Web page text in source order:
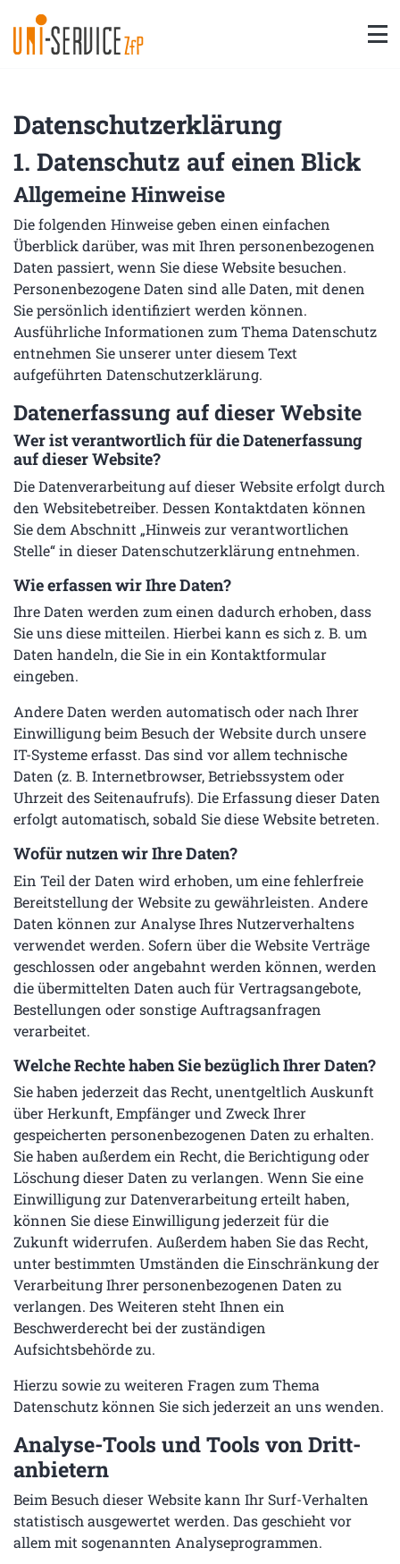
Datenschutz­erklärung
1. Datenschutz auf einen Blick
Allgemeine Hinweise
Die folgenden Hinweise geben einen einfachen
Überblick darüber, was mit Ihren personenbezogenen
Daten passiert, wenn Sie diese Website besuchen.
Personenbezogene Daten sind alle Daten, mit denen
Sie persönlich identifiziert werden können.
Ausführliche Informationen zum Thema Datenschutz
entnehmen Sie unserer unter diesem Text
aufgeführten Datenschutzerklärung.
Datenerfassung auf dieser Website
Wer ist verantwortlich für die Datenerfassung
auf dieser Website?
Die Datenverarbeitung auf dieser Website erfolgt durch
den Websitebetreiber. Dessen Kontaktdaten können
Sie dem Abschnitt „Hinweis zur verantwortlichen
Stelle“ in dieser Datenschutzerklärung entnehmen.
Wie erfassen wir Ihre Daten?
Ihre Daten werden zum einen dadurch erhoben, dass
Sie uns diese mitteilen. Hierbei kann es sich z. B. um
Daten handeln, die Sie in ein Kontaktformular
eingeben.
Andere Daten werden automatisch oder nach Ihrer
Einwilligung beim Besuch der Website durch unsere
IT-Systeme erfasst. Das sind vor allem technische
Daten (z. B. Internetbrowser, Betriebssystem oder
Uhrzeit des Seitenaufrufs). Die Erfassung dieser Daten
erfolgt automatisch, sobald Sie diese Website betreten.
Wofür nutzen wir Ihre Daten?
Ein Teil der Daten wird erhoben, um eine fehlerfreie
Bereitstellung der Website zu gewährleisten. Andere
Daten können zur Analyse Ihres Nutzerverhaltens
verwendet werden. Sofern über die Website Verträge
geschlossen oder angebahnt werden können, werden
die übermittelten Daten auch für Vertragsangebote,
Bestellungen oder sonstige Auftragsanfragen
verarbeitet.
Welche Rechte haben Sie bezüglich Ihrer Daten?
Sie haben jederzeit das Recht, unentgeltlich Auskunft
über Herkunft, Empfänger und Zweck Ihrer
gespeicherten personenbezogenen Daten zu erhalten.
Sie haben außerdem ein Recht, die Berichtigung oder
Löschung dieser Daten zu verlangen. Wenn Sie eine
Einwilligung zur Datenverarbeitung erteilt haben,
können Sie diese Einwilligung jederzeit für die
Zukunft widerrufen. Außerdem haben Sie das Recht,
unter bestimmten Umständen die Einschränkung der
Verarbeitung Ihrer personenbezogenen Daten zu
verlangen. Des Weiteren steht Ihnen ein
Beschwerderecht bei der zuständigen
Aufsichtsbehörde zu.
Hierzu sowie zu weiteren Fragen zum Thema
Datenschutz können Sie sich jederzeit an uns wenden.
Analyse-Tools und Tools von Dritt­
anbietern
Beim Besuch dieser Website kann Ihr Surf-Verhalten
statistisch ausgewertet werden. Das geschieht vor
allem mit sogenannten Analyseprogrammen.